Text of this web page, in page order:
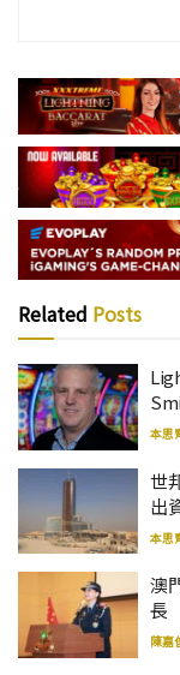
Related Posts
本思
世
出
本思
澳
長
陳嘉